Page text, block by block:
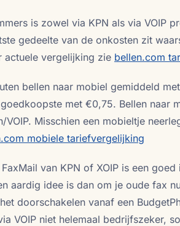
is zowel via KPN als via VOIP
gedeelte van de onkosten zit
actuele vergelijking zie bellen.com
bellen naar mobiel gemiddeld
met €0,75. Bellen naar
VOIP. Misschien een mobieltje
mobiele tariefvergelijking
van KPN of XOIP is een
aardig idee is dan om je oude fax
doorschakelen vanaf een
VOIP niet helemaal bedrijfszeker,